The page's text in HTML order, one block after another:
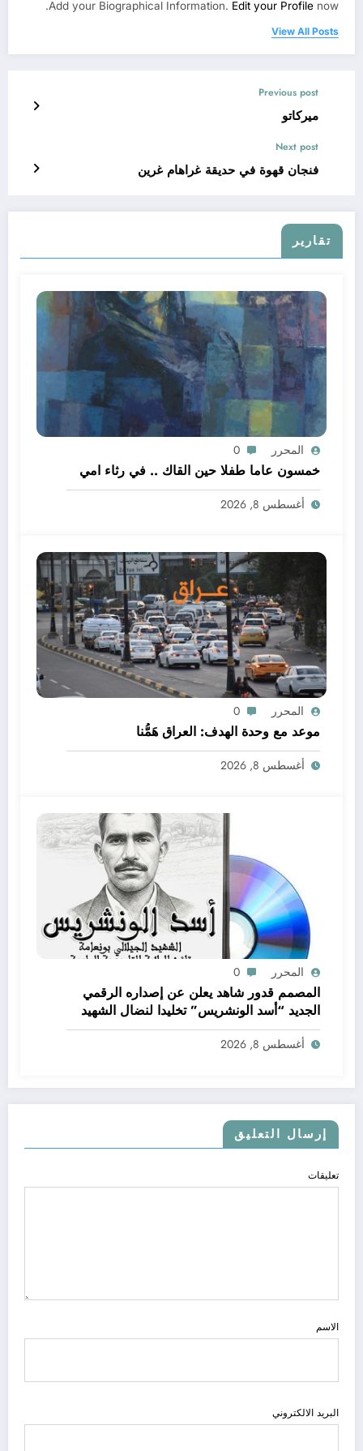
Add your Biographical Information. Edit your Profile now.
View All Posts
Previous post
ميركاتو
Next post
فنجان قهوة في حديقة غراهام غرين
تقارير
المحرر 0
خمسون عاما طفلا حين القاك .. في رثاء امي
أغسطس 8, 2026
المحرر 0
موعد مع وحدة الهدف: العراق هَمُّنا
أغسطس 8, 2026
المحرر 0
المصمم قدور شاهد يعلن عن إصداره الرقمي
الجديد “أسد الونشريس” تخليدا لنضال الشهيد
الجيلالي بونعامة
أغسطس 8, 2026
إرسال التعليق
تعليقات
الاسم
البريد الالكتروني